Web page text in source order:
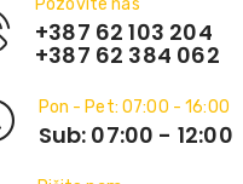
Pozovite nas
+387 62 103 204
+387 62 384 062
Pon - Pet: 07:00 - 16:00
Sub: 07:00 - 12:00